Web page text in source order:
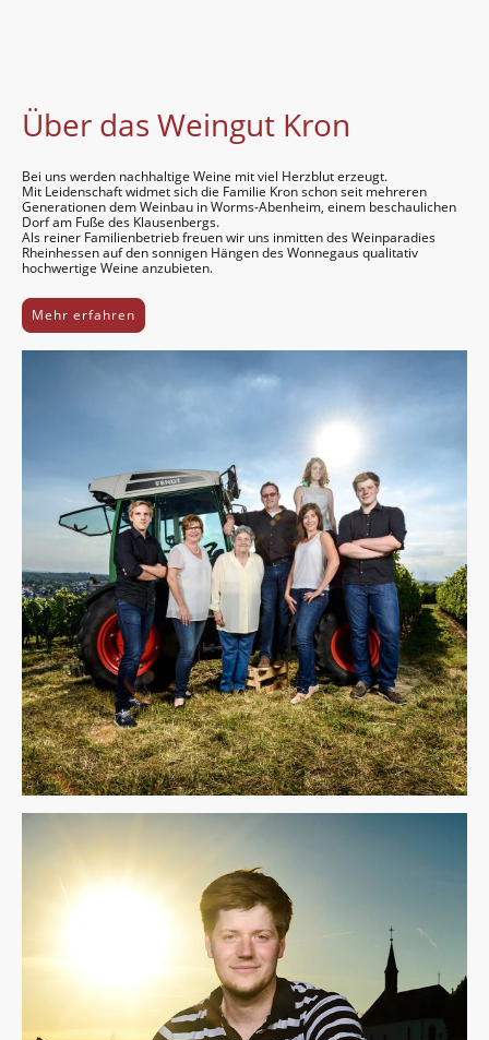
Über das Weingut Kron
Bei uns werden nach­halti­ge Weine mit viel Herz­blut erzeugt.
Mit Leiden­schaft widmet sich die Familie Kron schon seit mehreren
Gene­rationen dem Wein­bau in Worms-Aben­heim, einem beschau­lichen
Dorf am Fuße des Klausen­bergs.
Als reiner Familien­betrieb freuen wir uns in­mitten des Wein­paradies
Rhein­hessen auf den sonnigen Hängen des Wonne­gaus quali­tativ
hoch­wertige Weine anzu­bieten.
Mehr erfahren